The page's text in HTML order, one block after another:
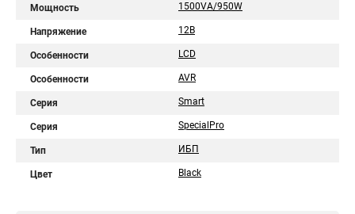
Мощность 1500VA/950W
Напряжение 12В
Особенности LCD
Особенности AVR
Серия Smart
Серия SpecialPro
Тип ИБП
Цвет Black